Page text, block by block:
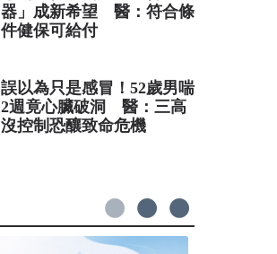
器」成新希望 醫：符合條
件健保可給付
誤以為只是感冒！52歲男喘
2週竟心臟破洞 醫：三高
沒控制恐釀致命危機